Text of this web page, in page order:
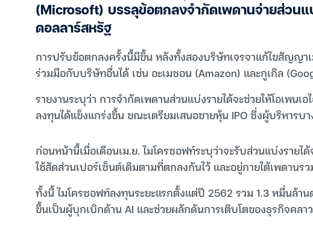
(Microsoft) บรรลุข้อตกลงจำกัดเพดานจ่ายส่วนแ
ดอลลาร์สหรัฐ
การปรับข้อตกลงครั้งนี้มีขึ้น หลังทั้งสองบริษัทเจรจาแก้ไขสัญญาเ
ร่วมมือกับบริษัทอื่นได้ เช่น อะเมซอน (Amazon) และกูเกิล
รายงานระบุว่า การจำกัดเพดานส่วนแบ่งรายได้จะช่วยให้โอเพนเ
ลงทุนได้แข็งแกร่งขึ้น ขณะเตรียมเสนอขายหุ้น IPO ซึ่งผู้บริหารบ
ก่อนหน้านี้เมื่อเดือนเม.ย. ไมโครซอฟท์ระบุว่าจะรับส่วนแบ่งรายไ
ใช้สัดส่วนเปอร์เซ็นต์เดิมตามที่ตกลงกันไว้ และอยู่ภายใต้เพดานร
ทั้งนี้ ไมโครซอฟท์ลงทุนระยะแรกตั้งแต่ปี 2562 รวม 1.3 หมื่นล้าน
ขึ้นเป็นผู้บุกเบิกด้าน AI และช่วยผลักดันการเติบโตของธุรกิจคลา